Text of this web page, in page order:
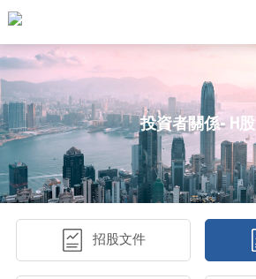
投資者關係- H股
招股文件